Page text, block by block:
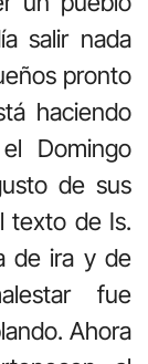
salir nada
pronto
haciendo
Domingo
de sus
texto de Is.
de ira y de
fue
Ahora